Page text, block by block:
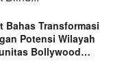
Bahas Transformasi
Potensi Wilayah
Bollywood